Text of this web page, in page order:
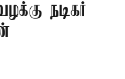
நடிகர்